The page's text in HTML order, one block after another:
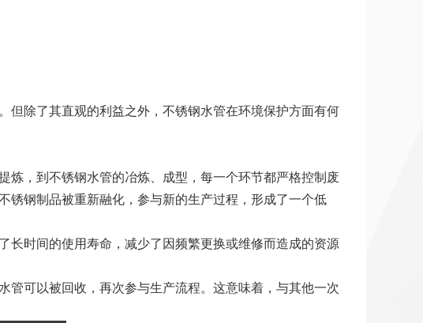
但除了其直观的利益之外，不锈钢水管在环境保护方面有何
，到不锈钢水管的冶炼、成型，每一个环节都严格控制废
锈钢制品被重新融化，参与新的生产过程，形成了一个低
长时间的使用寿命，减少了因频繁更换或维修而造成的资源
可以被回收，再次参与生产流程。这意味着，与其他一次